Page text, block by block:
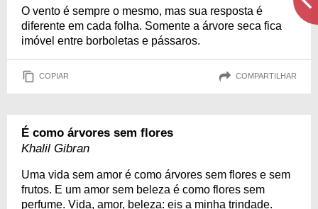
O vento é sempre o mesmo, mas sua resposta é
diferente em cada folha. Somente a árvore seca fica
imóvel entre borboletas e pássaros.
COPIAR COMPARTILHAR
É como árvores sem flores
Khalil Gibran
Uma vida sem amor é como árvores sem flores e sem
frutos. E um amor sem beleza é como flores sem
perfume. Vida, amor, beleza: eis a minha trindade.